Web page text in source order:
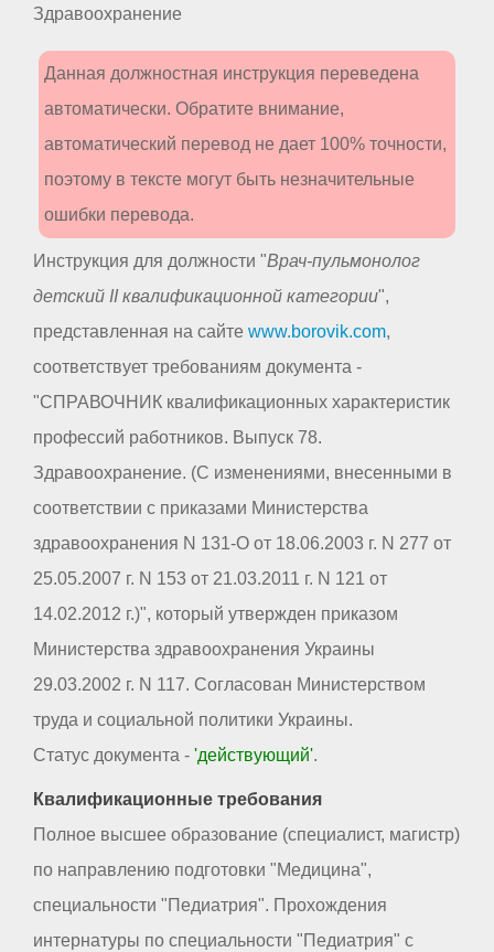
Здравоохранение
Данная должностная инструкция переведена
автоматически. Обратите внимание,
автоматический перевод не дает 100% точности,
поэтому в тексте могут быть незначительные
ошибки перевода.
Инструкция для должности "Врач-пульмонолог
детский II квалификационной категории",
представленная на сайте www.borovik.com,
соответствует требованиям документа -
"СПРАВОЧНИК квалификационных характеристик
профессий работников. Выпуск 78.
Здравоохранение. (С изменениями, внесенными в
соответствии с приказами Министерства
здравоохранения N 131-О от 18.06.2003 г. N 277 от
25.05.2007 г. N 153 от 21.03.2011 г. N 121 от
14.02.2012 г.)", который утвержден приказом
Министерства здравоохранения Украины
29.03.2002 г. N 117. Согласован Министерством
труда и социальной политики Украины.
Статус документа - 'действующий'.
Квалификационные требования
Полное высшее образование (специалист, магистр)
по направлению подготовки "Медицина",
специальности "Педиатрия". Прохождения
интернатуры по специальности "Педиатрия" с